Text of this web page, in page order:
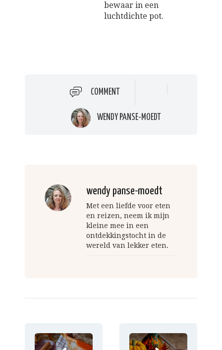
bewaar in een
luchtdichte pot.
COMMENT
WENDY PANSE-MOEDT
wendy panse-moedt
Met een liefde voor eten
en reizen, neem ik mijn
kleine mee in een
ontdekkingstocht in de
wereld van lekker eten.